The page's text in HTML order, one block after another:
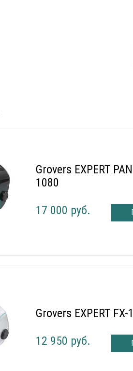
Grovers EXPERT
1080
17 000 руб.
Grovers EXPERT FX-
12 950 руб.